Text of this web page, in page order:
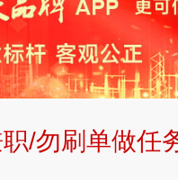
本站不生产产
提供中介服务。
意见，页面信息
发布>> 提交品
/勿刷单做任